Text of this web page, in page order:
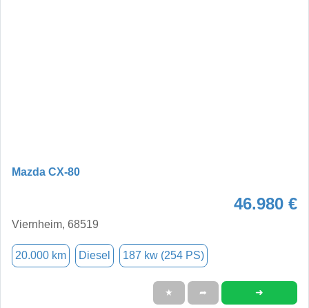
Mazda CX-80
46.980 €
Viernheim, 68519
20.000 km Diesel 187 kw (254 PS)
★ ➦ ➜